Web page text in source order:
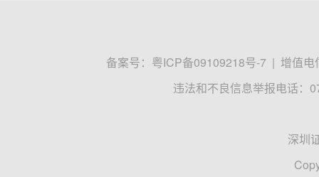
备案号： 粤ICP备09109218号-7 | 增值电
违法和不良信息举报电话：
深圳